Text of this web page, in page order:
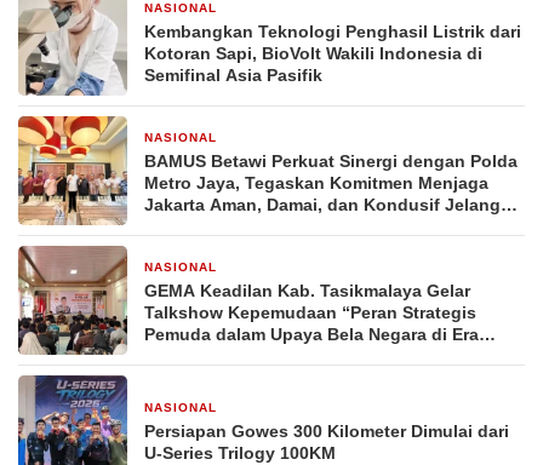
NASIONAL
Kembangkan Teknologi Penghasil Listrik dari
Kotoran Sapi, BioVolt Wakili Indonesia di
Semifinal Asia Pasifik
NASIONAL
BAMUS Betawi Perkuat Sinergi dengan Polda
Metro Jaya, Tegaskan Komitmen Menjaga
Jakarta Aman, Damai, dan Kondusif Jelang
NASIONAL
GEMA Keadilan Kab. Tasikmalaya Gelar
Talkshow Kepemudaan “Peran Strategis
Pemuda dalam Upaya Bela Negara di Era
NASIONAL
Persiapan Gowes 300 Kilometer Dimulai dari
U-Series Trilogy 100KM